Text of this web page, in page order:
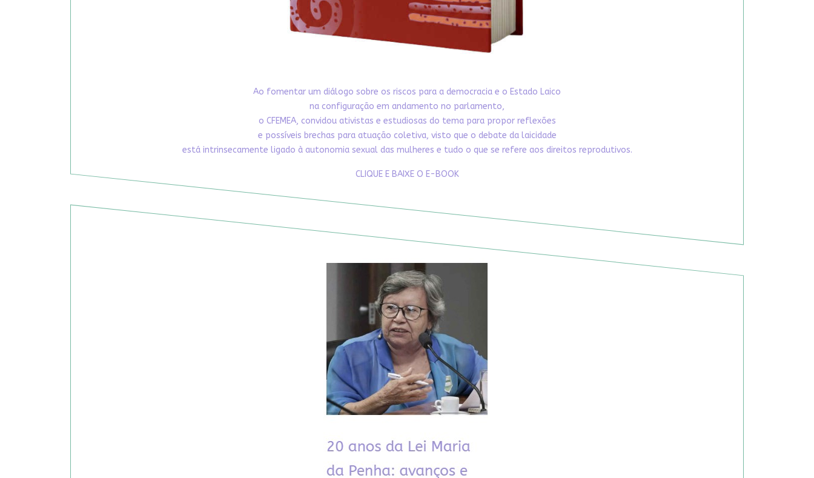
Ao fomentar um diálogo sobre os riscos para a democracia e o Estado Laico
na configuração em andamento no parlamento,
o CFEMEA, convidou ativistas e estudiosas do tema para propor reflexões
e possíveis brechas para atuação coletiva, visto que o debate da laicidade
está intrinsecamente ligado à autonomia sexual das mulheres e tudo o que se refere aos direitos reprodutivos.
CLIQUE E BAIXE O E-BOOK